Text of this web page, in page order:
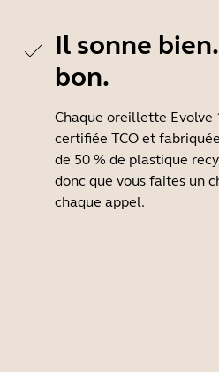
Il sonne
bon.
Chaque oreillette Evolve
certifiée TCO et
de 50 % de plastique
donc que vous faites un
chaque appel.